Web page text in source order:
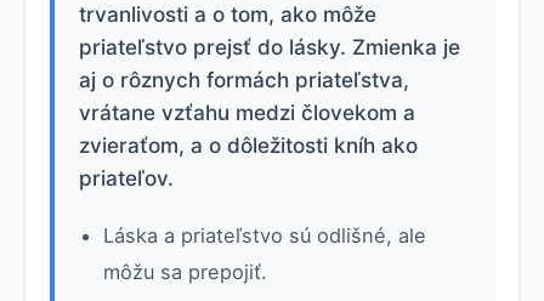
trvanlivosti a o tom, ako môže
priateľstvo prejsť do lásky. Zmienka je
aj o rôznych formách priateľstva,
vrátane vzťahu medzi človekom a
zvieraťom, a o dôležitosti kníh ako
priateľov.
Láska a priateľstvo sú odlišné, ale
môžu sa prepojiť.